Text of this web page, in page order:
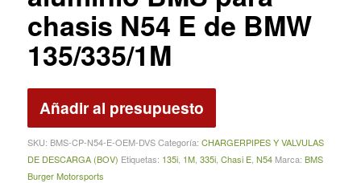
chasis N54 E de BMW
135/335/1M
Añadir al presupuesto
SKU: BMS‑CP‑N54‑E‑OEM‑DVS Categoría: CHARGERPIPES Y VALVULAS
DE DESCARGA (BOV) Etiquetas: 135i, 1M, 335i, Chasi E, N54 Marca: BMS
Burger Motorsports